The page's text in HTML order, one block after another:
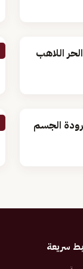
اللاهب
الجسم
سريعة